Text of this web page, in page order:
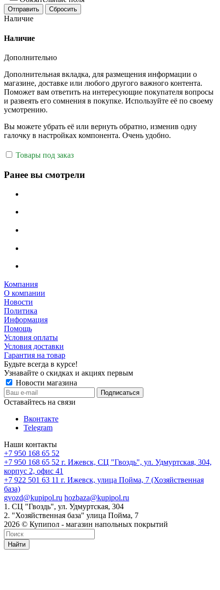
Отправить Сбросить
Наличие
Наличие
Дополнительно
Дополнительная вкладка, для размещения информации о
магазине, доставке или любого другого важного контента.
Поможет вам ответить на интересующие покупателя вопросы
и развеять его сомнения в покупке. Используйте её по своему
усмотрению.
Вы можете убрать её или вернуть обратно, изменив одну
галочку в настройках компонента. Очень удобно.
Товары под заказ
Ранее вы смотрели
Компания
О компании
Новости
Политика
Информация
Помощь
Условия оплаты
Условия доставки
Гарантия на товар
Будьте всегда в курсе!
Узнавайте о скидках и акциях первым
Новости магазина
Оставайтесь на связи
Вконтакте
Telegram
Наши контакты
+7 950 168 65 52
+7 950 168 65 52 г. Ижевск, СЦ "Гвоздь", ул. Удмуртская, 304,
корпус 2, офис 41
+7 922 501 63 11 г. Ижевск, улица Пойма, 7 (Хозяйственная
база)
gvozd@kupipol.ru hozbaza@kupipol.ru
1. СЦ "Гвоздь", ул. Удмуртская, 304
2. "Хозяйственная база" улица Пойма, 7
2026 © Купипол - магазин напольных покрытий
Найти